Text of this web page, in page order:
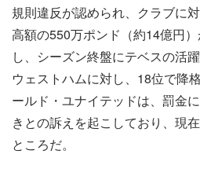
規則違反が認められ、クラブに
高額の550万ポンド（約14億円
し、シーズン終盤にテベスの活
ウェストハムに対し、18位で降
ールド・ユナイテッドは、罰金
きとの訴えを起こしており、現
ところだ。